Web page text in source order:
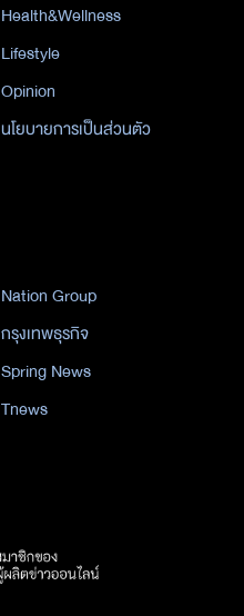
Health&Wellness
Lifestyle
Opinion
นโยบายการเป็นส่วนตัว
Nation Group
กรุงเทพธุรกิจ
Spring News
Tnews